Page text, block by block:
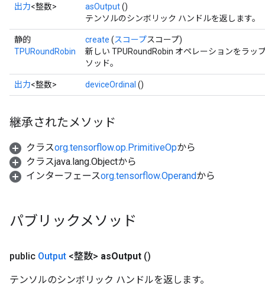
出力<整数> asOutput()
テンソルのシンボリック ハンドルを返します。
静的
TPURoundRobin
create (スコープスコープ)
新しい TPURoundRobin オペレーションをラッ
ソッド。
出力<整数> deviceOrdinal ()
継承されたメソッド
クラスorg.tensorflow.op.PrimitiveOpから
クラスjava.lang.Objectから
インターフェースorg.tensorflow.Operandから
パブリックメソッド
public Output <整数> asOutput ()
テンソルのシンボリック ハンドルを返します。